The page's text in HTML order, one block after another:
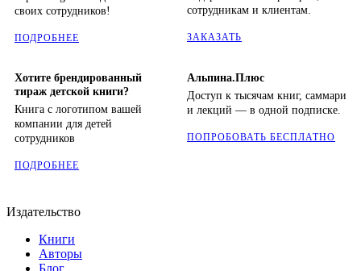
своих сотрудников!
ПОДРОБНЕЕ
сотрудникам и клиентам.
ЗАКАЗАТЬ
Хотите брендированный
тираж детской книги?
Книга с логотипом вашей
компании для детей
сотрудников
ПОДРОБНЕЕ
Альпина.Плюс
Доступ к тысячам книг, саммари
и лекций — в одной подписке.
ПОПРОБОВАТЬ БЕСПЛАТНО
Издательство
Книги
Авторы